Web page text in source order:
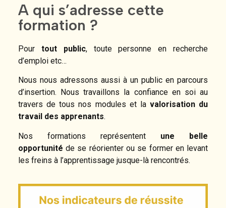
A qui s’adresse cette
formation ?
Pour tout public, toute personne en recherche
d’emploi etc…
Nous nous adressons aussi à un public en parcours
d’insertion. Nous travaillons la confiance en soi au
travers de tous nos modules et lavalorisation du
travail des apprenants.
Nos formations représentent une belle
opportunité de se réorienter ou se former en levant
les freins à l’apprentissage jusque-là rencontrés.